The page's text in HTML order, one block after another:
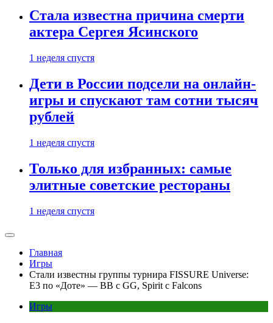
Стала известна причина смерти
актера Сергея Ясинского
1 неделя спустя
Дети в России подсели на онлайн-
игры и спускают там сотни тысяч
рублей
1 неделя спустя
Только для избранных: самые
элитные советские рестораны
1 неделя спустя
Главная
Игры
Стали известны группы турнира FISSURE Universe:
E3 по «Доте» — BB с GG, Spirit с Falcons
Игры